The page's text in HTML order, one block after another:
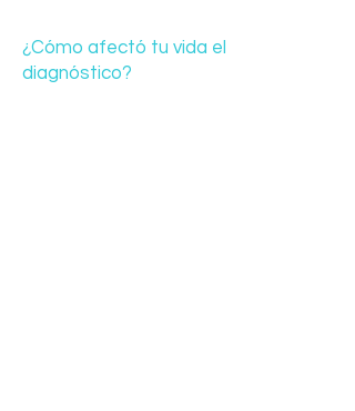
¿Cómo afectó tu vida el
diagnóstico?